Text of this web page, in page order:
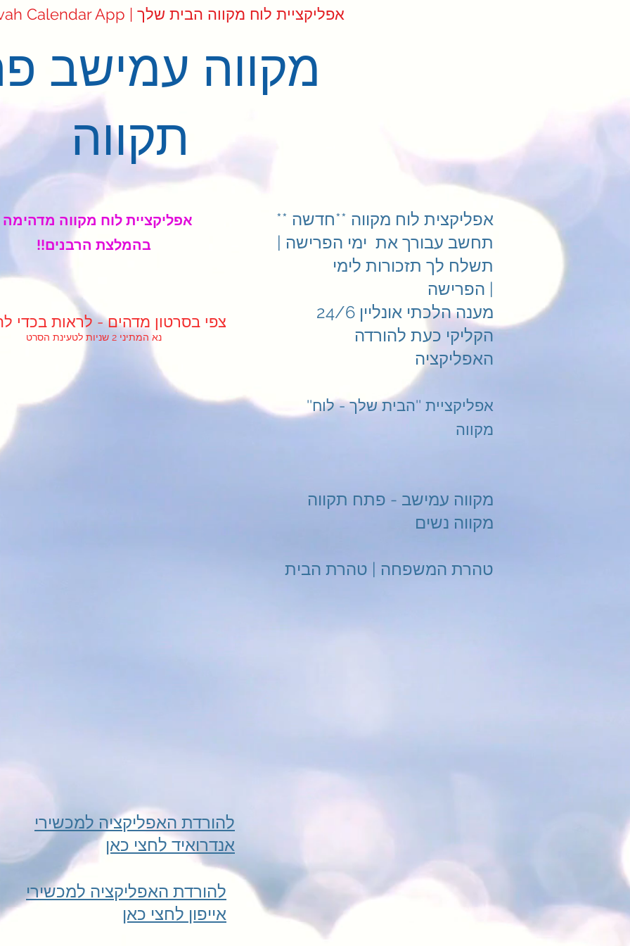
Mikvah Calendar App | אפליקציית לוח מקווה הבית שלך
מקווה עמישב
תקווה
אפליקציית לוח מקווה מדהימה
!!בהמלצת הרבנים
!צפי בסרטון מדהים - לראות בכדי
נא המתיני 2 שניות לטעינת הסרט
אפליקצית לוח מקווה **חדשה **
תחשב עבורך את ימי הפרישה |
תשלח לך תזכורות לימי
הפרישה |
מענה הלכתי אונליין 24/6
הקליקי כעת להורדה
האפליקציה
''אפליקציית ''הבית שלך - לוח
מקווה
מקווה עמישב - פתח תקווה
מקווה נשים
טהרת המשפחה | טהרת הבית
להורדת האפליקציה למכשירי
אנדרואיד לחצי כאן
להורדת האפליקציה למכשירי
אייפון לחצי כאן